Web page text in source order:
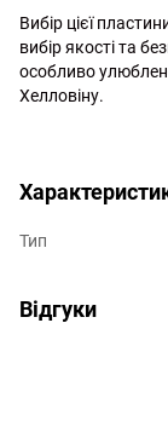
Вибір цієї
вибір якості та
особливо
Хелловіну.
Тип
Відгуки